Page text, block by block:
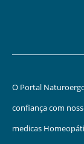
O Portal
confiança com
medicas